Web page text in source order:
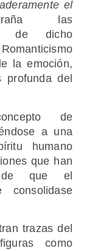
el
las
de dicho
la emoción,
profunda del
de
a una
humano
que han
de que el
consolidase
trazas del
como